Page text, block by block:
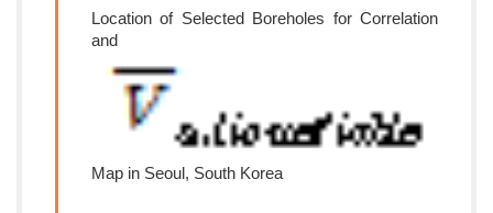
Location of Selected Boreholes for Correlation
and
Map in Seoul, South Korea